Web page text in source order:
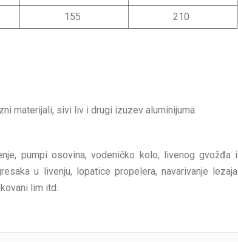
155 210
materijali, sivi liv i drugi izuzev aluminijuma.
pumpi osovina, vodeničko kolo, livenog gvožđa i
u livenju, lopatice propelera, navarivanje lezaja
lim itd.